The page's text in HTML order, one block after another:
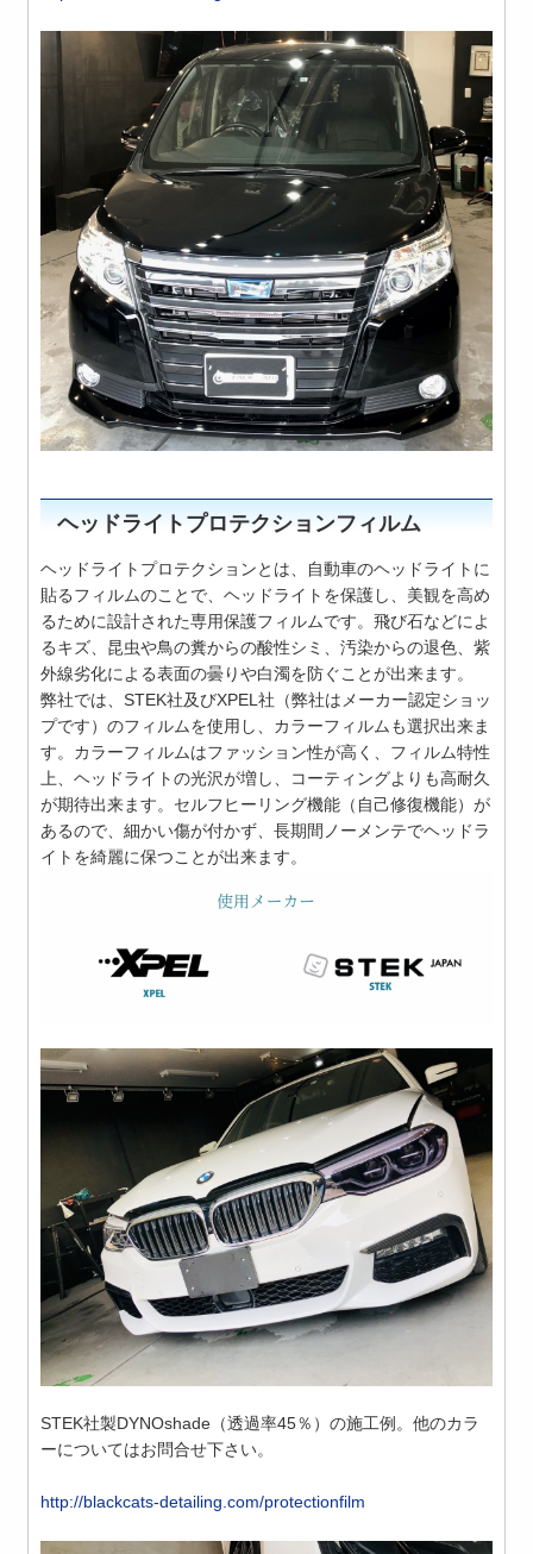
ヘッドライトプロテクションフィルム
ヘッドライトプロテクションとは、自動車のヘッドライトに
貼るフィルムのことで、ヘッドライトを保護し、美観を高め
るために設計された専用保護フィルムです。飛び石などによ
るキズ、昆虫や鳥の糞からの酸性シミ、汚染からの退色、紫
外線劣化による表面の曇りや白濁を防ぐことが出来ます。
弊社では、STEK社及びXPEL社（弊社はメーカー認定ショッ
プです）のフィルムを使用し、カラーフィルムも選択出来ま
す。カラーフィルムはファッション性が高く、フィルム特性
上、ヘッドライトの光沢が増し、コーティングよりも高耐久
が期待出来ます。セルフヒーリング機能（自己修復機能）が
あるので、細かい傷が付かず、長期間ノーメンテでヘッドラ
イトを綺麗に保つことが出来ます。
STEK社製DYNOshade（透過率45％）の施工例。他のカラ
ーについてはお問合せ下さい。
http://blackcats-detailing.com/protectionfilm